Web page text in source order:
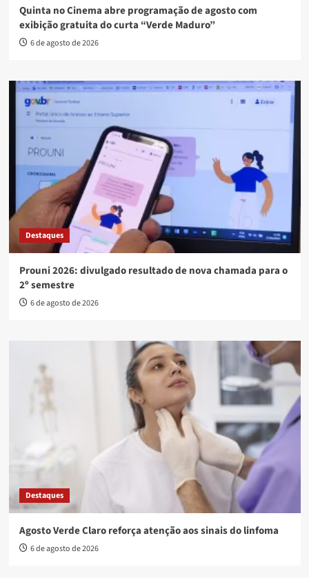
Quinta no Cinema abre programação de agosto com
exibição gratuita do curta “Verde Maduro”
6 de agosto de 2026
Destaques
Prouni 2026: divulgado resultado de nova chamada para o
2º semestre
6 de agosto de 2026
Destaques
Agosto Verde Claro reforça atenção aos sinais do linfoma
6 de agosto de 2026